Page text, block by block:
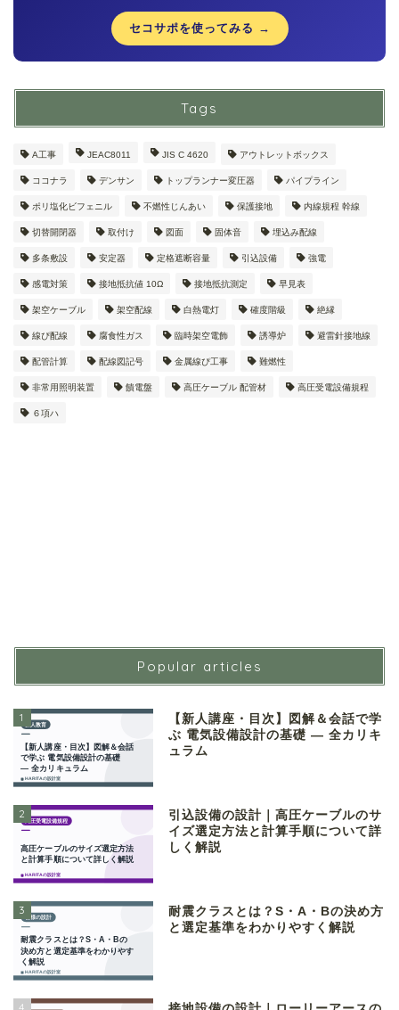
セコサポを使ってみる →
Tags
A工事 JEAC8011 JIS C 4620 アウトレットボックス
ココナラ デンサン トップランナー変圧器 パイプライン
ポリ塩化ビフェニル 不燃性じんあい 保護接地 内線規程 幹線
切替開閉器 取付け 図面 固体音 埋込み配線
多条敷設 安定器 定格遮断容量 引込設備 強電
感電対策 接地抵抗値 10Ω 接地抵抗測定 早見表
架空ケーブル 架空配線 白熱電灯 確度階級 絶縁
線ぴ配線 腐食性ガス 臨時架空電飾 誘導炉 避雷針接地線
配管計算 配線図記号 金属線ぴ工事 難燃性
非常用照明装置 饋電盤 高圧ケーブル 配管材 高圧受電設備規程
６項ハ
Popular articles
1
【新人講座・目次】図解＆会話で学
ぶ 電気設備設計の基礎 ― 全カリキ
ュラム
2
引込設備の設計｜高圧ケーブルのサ
イズ選定方法と計算手順について詳
しく解説
3
耐震クラスとは？S・A・Bの決め方
と選定基準をわかりやすく解説
4